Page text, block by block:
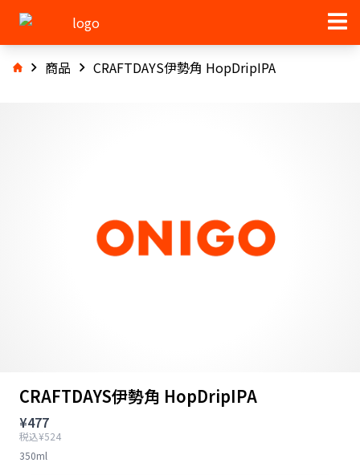
商品 CRAFTDAYS伊勢角 HopDripIPA
CRAFTDAYS伊勢角 HopDripIPA
¥477
税込¥524
350ml